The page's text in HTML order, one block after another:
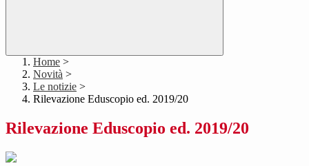
Home >
Novità >
Le notizie >
Rilevazione Eduscopio ed. 2019/20
Rilevazione Eduscopio ed. 2019/20